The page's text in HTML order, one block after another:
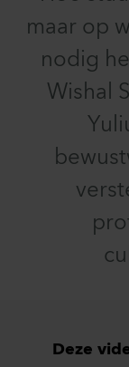
maar op
nodig
Wishal
Deze